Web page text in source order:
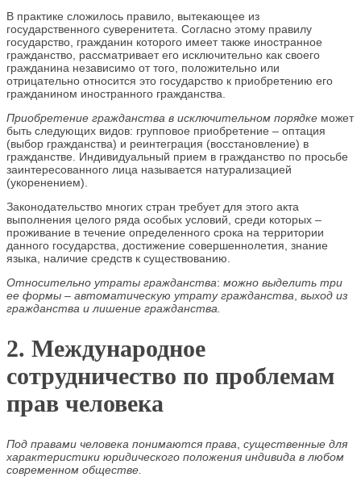
В практике сложилось правило, вытекающее из
государственного суверенитета. Согласно этому правилу
государство, гражданин которого имеет также иностранное
гражданство, рассматривает его исключительно как своего
гражданина независимо от того, положительно или
отрицательно относится это государство к приобретению его
гражданином иностранного гражданства.
Приобретение гражданства в исключительном порядке может
быть следующих видов: групповое приобретение – оптация
(выбор гражданства) и реинтеграция (восстановление) в
гражданстве. Индивидуальный прием в гражданство по просьбе
заинтересованного лица называется натурализацией
(укоренением).
Законодательство многих стран требует для этого акта
выполнения целого ряда особых условий, среди которых –
проживание в течение определенного срока на территории
данного государства, достижение совершеннолетия, знание
языка, наличие средств к существованию.
Относительно утраты гражданства: можно выделить три
ее формы – автоматическую утрату гражданства выход из
гражданства и лишение гражданства.
2. Международное
сотрудничество по проблемам
прав человека
Под правами человека понимаются права существенные для
характеристики юридического положения индивида в любом
современном обществе.